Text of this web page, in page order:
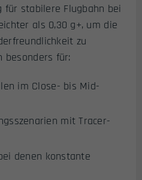
für stabilere Flugbahn bei
als 0,30 g+, um die
zu
besonders für:
im Close- bis Mid-
mit Tracer-
denen konstante